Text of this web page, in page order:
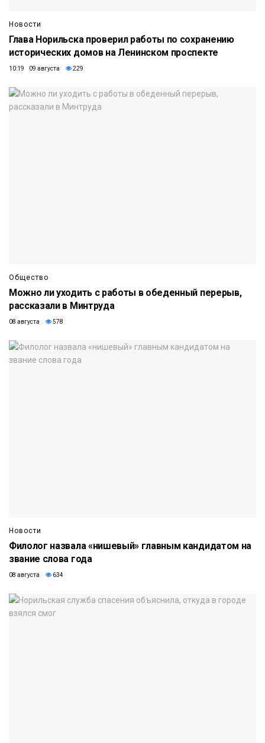
Новости
Глава Норильска проверил работы по сохранению
исторических домов на Ленинском проспекте
10:19 09 августа 229
Общество
Можно ли уходить с работы в обеденный перерыв,
рассказали в Минтруда
08 августа 578
Новости
Филолог назвала «нишевый» главным кандидатом на
звание слова года
08 августа 634